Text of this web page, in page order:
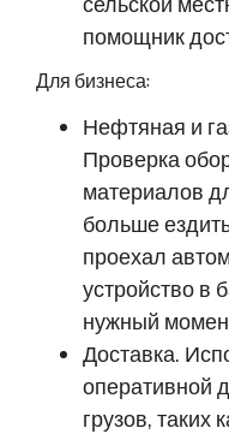
помощник
Для бизнеса:
Нефтяная и
Проверка
материалов
больше
проехал
устройство в
нужный
Доставка.
оперативной
грузов, таких